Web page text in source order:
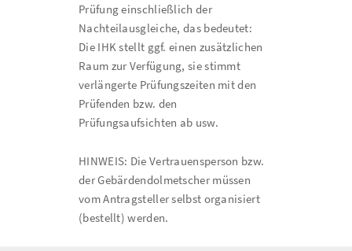
Prüfung einschließlich der
Nachteilausgleiche, das bedeutet:
Die IHK stellt ggf. einen zusätzlichen
Raum zur Verfügung, sie stimmt
verlängerte Prüfungszeiten mit den
Prüfenden bzw. den
Prüfungsaufsichten ab usw.
HINWEIS: Die Vertrauensperson bzw.
der Gebärdendolmetscher müssen
vom Antragsteller selbst organisiert
(bestellt) werden.